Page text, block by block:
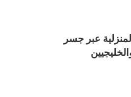
عبر جسر